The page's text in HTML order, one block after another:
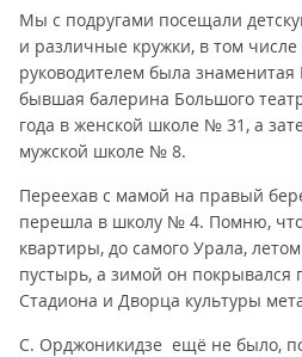
Мы с подругами посещали
и различные кружки, в том
руководителем была
бывшая балерина Большого
года в женской школе № 31, а
мужской школе № 8.
Переехав с мамой на правый
перешла в школу № 4. Помню,
квартиры, до самого Урала,
пустырь, а зимой он покрывался
Стадиона и Дворца культуры
С. Орджоникидзе ещё не было,